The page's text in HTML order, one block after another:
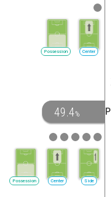
Center
Possession
49.4%
Side
Center
Possession